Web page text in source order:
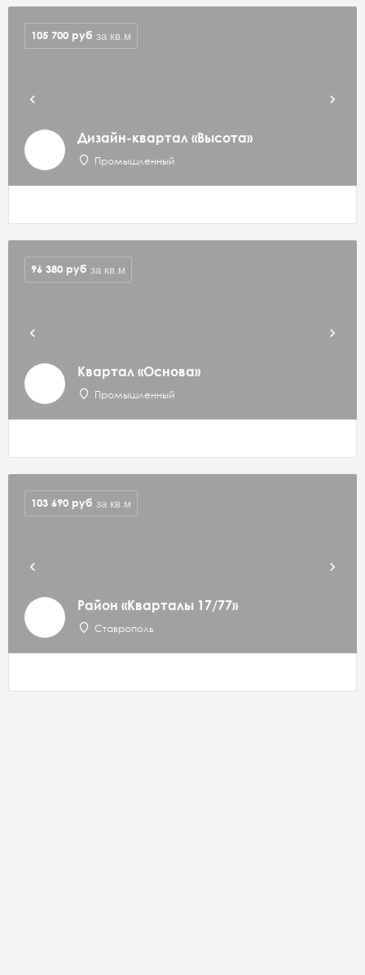
Дизайн-квартал «Высота»
Промышленный
105 700 руб за кв.м
Квартал «Основа»
Промышленный
96 380 руб за кв.м
Район «Кварталы 17/77»
Ставрополь
103 690 руб за кв.м